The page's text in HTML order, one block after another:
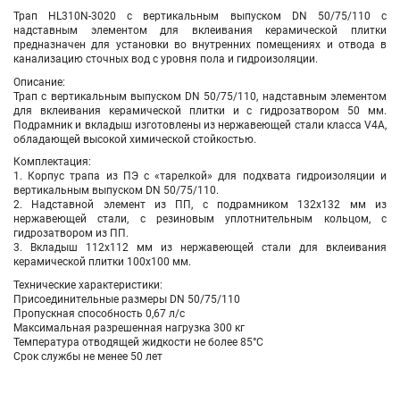
Трап HL310N-3020 с вертикальным выпуском DN 50/75/110 с
надставным элементом для вклеивания керамической плитки
предназначен для установки во внутренних помещениях и отвода в
канализацию сточных вод с уровня пола и гидроизоляции.
Описание:
Трап с вертикальным выпуском DN 50/75/110, надставным элементом
для вклеивания керамической плитки и с гидрозатвором 50 мм.
Подрамник и вкладыш изготовлены из нержавеющей стали класса V4A,
обладающей высокой химической стойкостью.
Комплектация:
1. Корпус трапа из ПЭ с «тарелкой» для подхвата гидроизоляции и
вертикальным выпуском DN 50/75/110.
2. Надставной элемент из ПП, с подрамником 132х132 мм из
нержавеющей стали, с резиновым уплотнительным кольцом, с
гидрозатвором из ПП.
3. Вкладыш 112х112 мм из нержавеющей стали для вклеивания
керамической плитки 100х100 мм.
Технические характеристики:
Присоединительные размеры DN 50/75/110
Пропускная способность 0,67 л/с
Максимальная разрешенная нагрузка 300 кг
Температура отводящей жидкости не более 85°С
Срок службы не менее 50 лет